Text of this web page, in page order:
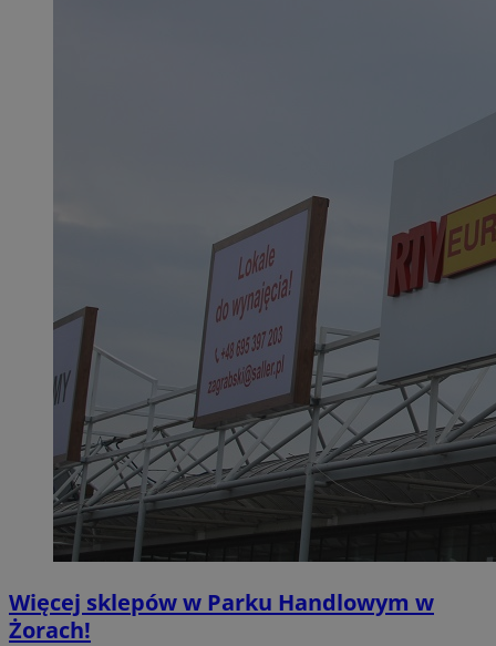
Więcej sklepów w Parku Handlowym w
Żorach!